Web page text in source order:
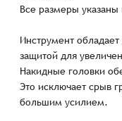
Все размеры
Инструмент
защитой для
Накидные головки
Это исключает срыв
большим усилием.